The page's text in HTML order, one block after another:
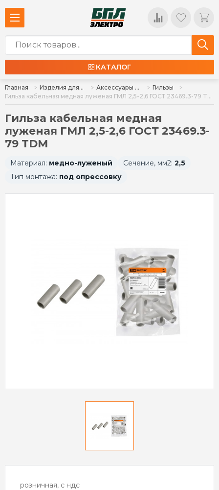
КАТАЛОГ
Главная Изделия для монтажа Аксессуары для монтажа
Гильзы
Гильза кабельная медная луженая ГМЛ 2,5-2,6 ГОСТ 23469.3-79 TDM
Гильза кабельная медная
луженая ГМЛ 2,5-2,6 ГОСТ 23469.3-
79 TDM
Материал: медно-луженый Сечение, мм2: 2,5
Тип монтажа: под опрессовку
розничная, с ндс